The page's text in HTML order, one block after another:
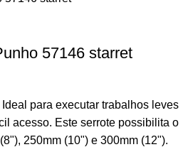
57146 starret
para executar trabalhos leves
acesso. Este serrote possibilita o
250mm (10") e 300mm (12").